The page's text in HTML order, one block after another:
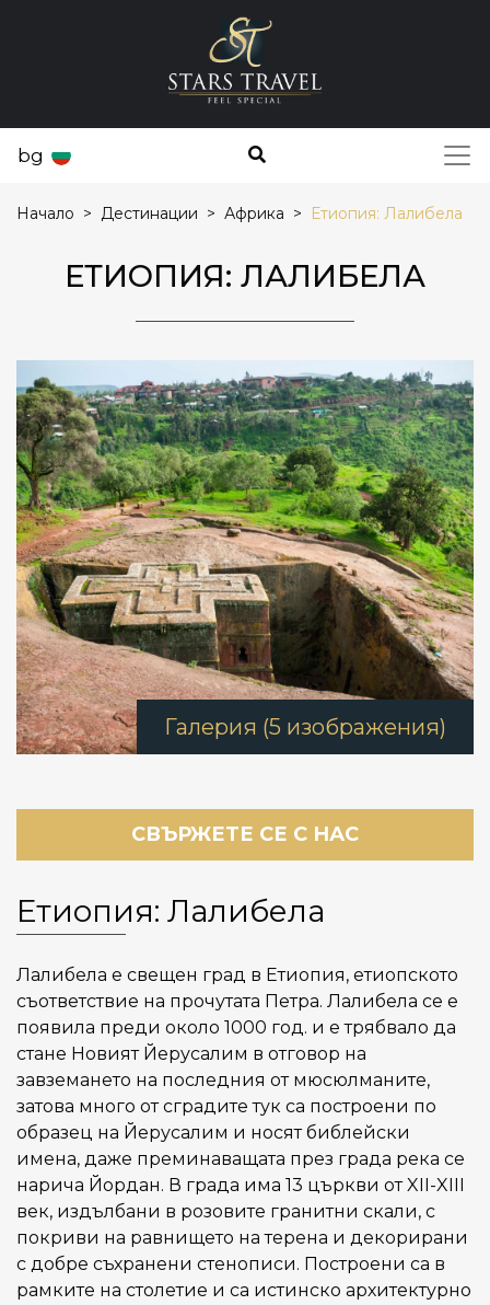
bg
Начало Дестинации Африка Етиопия: Лалибела
ЕТИОПИЯ: ЛАЛИБЕЛА
Галерия (5 изображения)
СВЪРЖЕТЕ СЕ С НАС
Етиопия: Лалибела
Лалибела e свещен град в Етиопия, етиопското
съответствие на прочутата Петра. Лалибела се е
появила преди около 1000 год. и е трябвало да
стане Новият Йерусалим в отговор на
завземането на последния от мюсюлманите,
затова много от сградите тук са построени по
образец на Йерусалим и носят библейски
имена, даже преминаващата през града река се
нарича Йордан. В града има 13 църкви от XII-XIII
век, издълбани в розовите гранитни скали, с
покриви на равнището на терена и декорирани
с добре съхранени стенописи. Построени са в
рамките на столетие и са истинско архитектурно